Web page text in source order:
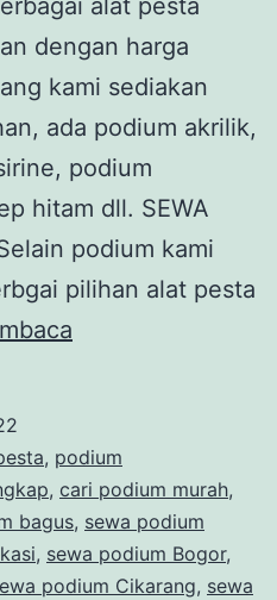
alat pesta
dengan harga
kami sediakan
ada podium akrilik,
podium
hitam dll. SEWA
podium kami
pilihan alat pesta
Kayu
Minimalis
, podium
, cari podium murah,
bagus, sewa podium
, sewa podium Bogor,
podium Cikarang, sewa